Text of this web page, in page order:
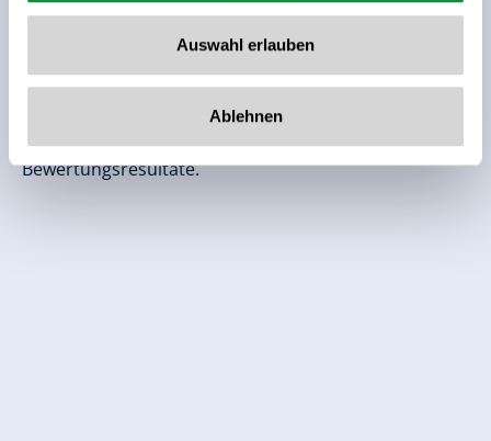
Auswahl erlauben
Ablehnen
Diese Unterkunft wurde außerhalb des
Buchungssystems bewertet. TrustYou sammelt diese
Bewertungen und errechnet einen Durchschnitt der
Bewertungsresultate.